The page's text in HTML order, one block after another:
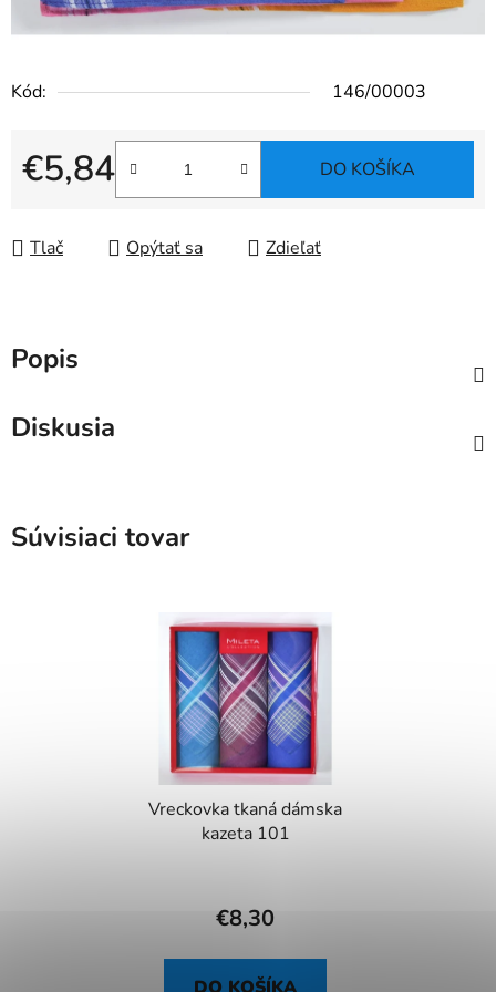
Kód: 146/00003
€5,84
Jednotková cena:
DO KOŠÍKA
Tlač Opýtať sa Zdieľať
Popis
Diskusia
Súvisiaci tovar
Vreckovka tkaná dámska
kazeta 101
€8,30